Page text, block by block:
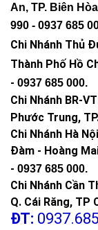
An, TP. Biên
990 - 0937 685
Chi Nhánh Thủ
Thành Phố Hồ
- 0937 685 000.
Chi Nhánh BR-
Phước Trung,
Chi Nhánh Hà
Đàm - Hoàng
- 0937 685 000.
Chi Nhánh Cần
Q. Cái Răng, TP
ĐT: